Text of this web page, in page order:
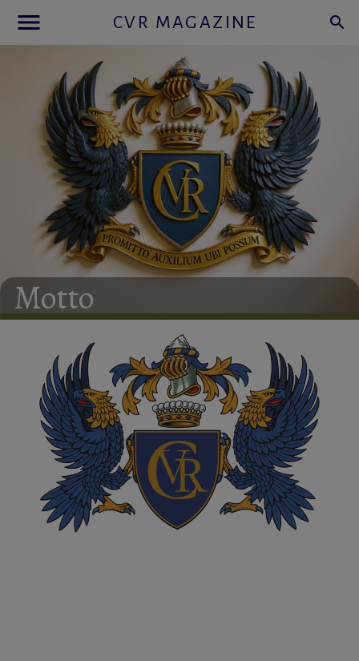
menu CVR MAGAZINE search
Motto